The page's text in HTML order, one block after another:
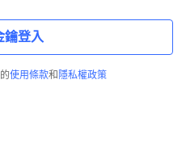
鑰登入
使用條款和 隱私權政策